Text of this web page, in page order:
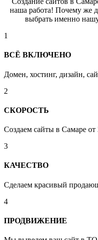
наша работа! Почему же
выбрать именно
1
ВСЁ ВКЛЮЧЕНО
Домен, хостинг, дизайн,
2
СКОРОСТЬ
Создаем сайты в Самаре от
3
КАЧЕСТВО
Сделаем красивый
4
ПРОДВИЖЕНИЕ